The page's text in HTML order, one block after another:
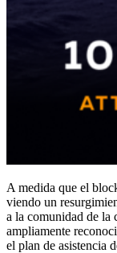
A medida que el
viendo un
a la comunidad de la
ampliamente
el plan de asistencia